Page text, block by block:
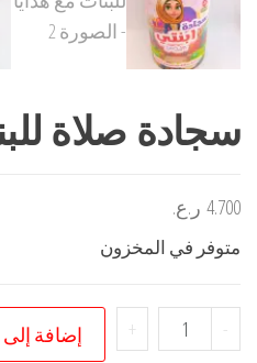
سجادة صلاة
4.700 ر.ع.
متوفر في المخزون
-
كمية
سجادة
+ إضافة